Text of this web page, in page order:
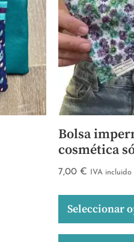
Bolsa
cosmética
7,00 € IVA incluido
Seleccionar